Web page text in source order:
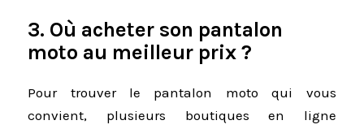
3. Où acheter son pantalon
moto au meilleur prix ?
Pour trouver le pantalon moto qui vous
convient, plusieurs boutiques en ligne